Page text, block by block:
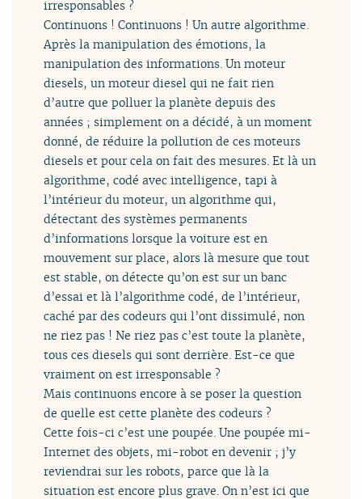
irresponsables ?
Continuons ! Continuons ! Un autre algorithme.
Après la manipulation des émotions, la
manipulation des informations. Un moteur
diesels, un moteur diesel qui ne fait rien
d’autre que polluer la planète depuis des
années ; simplement on a décidé, à un moment
donné, de réduire la pollution de ces moteurs
diesels et pour cela on fait des mesures. Et là un
algorithme, codé avec intelligence, tapi à
l’intérieur du moteur, un algorithme qui,
détectant des systèmes permanents
d’informations lorsque la voiture est en
mouvement sur place, alors là mesure que tout
est stable, on détecte qu’on est sur un banc
d’essai et là l’algorithme codé, de l’intérieur,
caché par des codeurs qui l’ont dissimulé, non
ne riez pas ! Ne riez pas c’est toute la planète,
tous ces diesels qui sont derrière. Est-ce que
vraiment on est irresponsable ?
Mais continuons encore à se poser la question
de quelle est cette planète des codeurs ?
Cette fois-ci c’est une poupée. Une poupée mi-
Internet des objets, mi-robot en devenir ; j’y
reviendrai sur les robots, parce que là la
situation est encore plus grave. On n’est ici que